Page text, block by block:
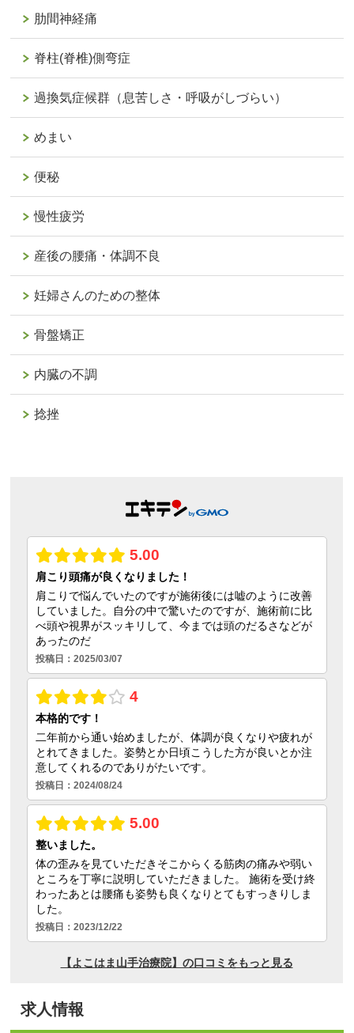
肋間神経痛
脊柱(脊椎)側弯症
過換気症候群（息苦しさ・呼吸がしづらい）
めまい
便秘
慢性疲労
産後の腰痛・体調不良
妊婦さんのための整体
骨盤矯正
内臓の不調
捻挫
求人情報